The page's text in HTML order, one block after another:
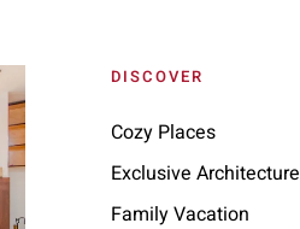
DISCOVER
Cozy Places
Exclusive Architecture
Family Vacation